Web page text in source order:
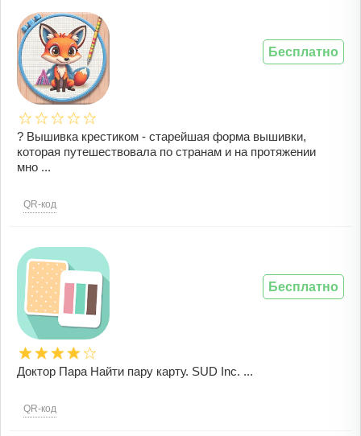
? Вышивка крестиком - старейшая форма вышивки,
которая путешествовала по странам и на протяжении
мно ...
QR-код
Бесплатно
Доктор Пара Найти пару карту. SUD Inc. ...
QR-код
Бесплатно